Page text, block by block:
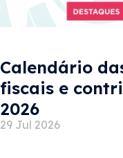
Calendário
fiscais e
2026
29 Jul 2026